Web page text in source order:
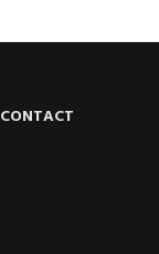
CONTACT